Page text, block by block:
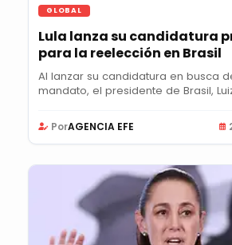
GLOBAL
Lula lanza su candidatura
para la reelección en Brasil
Al lanzar su candidatura en busca
mandato, el presidente de Brasil,
PorAGENCIA EFE